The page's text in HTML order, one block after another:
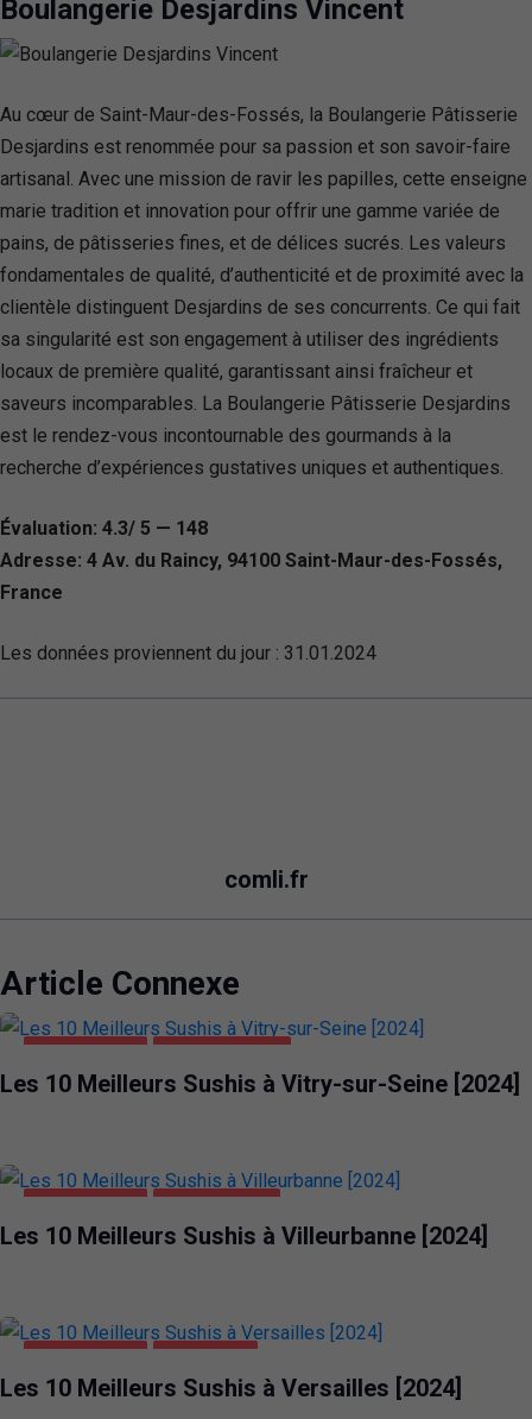
Boulangerie Desjardins Vincent
Au cœur de Saint-Maur-des-Fossés, la Boulangerie Pâtisserie
Desjardins est renommée pour sa passion et son savoir-faire
artisanal. Avec une mission de ravir les papilles, cette enseigne
marie tradition et innovation pour offrir une gamme variée de
pains, de pâtisseries fines, et de délices sucrés. Les valeurs
fondamentales de qualité, d’authenticité et de proximité avec la
clientèle distinguent Desjardins de ses concurrents. Ce qui fait
sa singularité est son engagement à utiliser des ingrédients
locaux de première qualité, garantissant ainsi fraîcheur et
saveurs incomparables. La Boulangerie Pâtisserie Desjardins
est le rendez-vous incontournable des gourmands à la
recherche d’expériences gustatives uniques et authentiques.
Évaluation: 4.3/ 5 — 148
Adresse: 4 Av. du Raincy, 94100 Saint-Maur-des-Fossés,
France
Les données proviennent du jour : 31.01.2024
comli.fr
Article Connexe
ALIMENTATION VITRY-SUR-SEINE
Les 10 Meilleurs Sushis à Vitry-sur-Seine [2024]
ALIMENTATION VILLEURBANNE
Les 10 Meilleurs Sushis à Villeurbanne [2024]
ALIMENTATION VERSAILLES
Les 10 Meilleurs Sushis à Versailles [2024]